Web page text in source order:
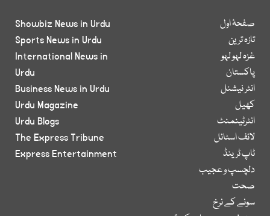
صفحۂ اول
تازہ ترین
غزہ لہو لہو
پاکستان
انٹر نیشنل
کھیل
انٹرٹینمنٹ
لائف اسٹائل
ٹاپ ٹرینڈ
دلچسپ و عجیب
صحت
سونے کے نرخ
Showbiz News in Urdu
Sports News in Urdu
International News in
Urdu
Business News in Urdu
Urdu Magazine
Urdu Blogs
The Express Tribune
Express Entertainment